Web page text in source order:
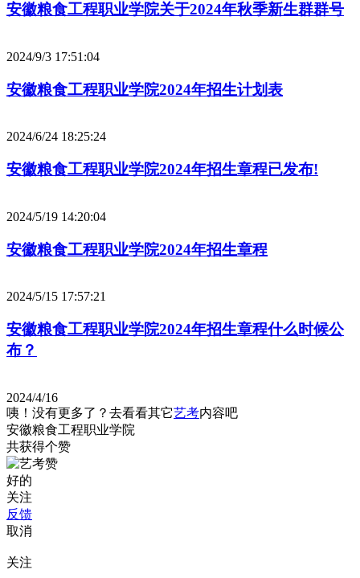
安徽粮食工程职业学院关于2024年秋季新生群群号
2024/9/3 17:51:04
安徽粮食工程职业学院2024年招生计划表
2024/6/24 18:25:24
安徽粮食工程职业学院2024年招生章程已发布!
2024/5/19 14:20:04
安徽粮食工程职业学院2024年招生章程
2024/5/15 17:57:21
安徽粮食工程职业学院2024年招生章程什么时候公
布？
2024/4/16
咦！没有更多了？去看看其它艺考内容吧
安徽粮食工程职业学院
共获得个赞
好的
关注
反馈
取消
关注